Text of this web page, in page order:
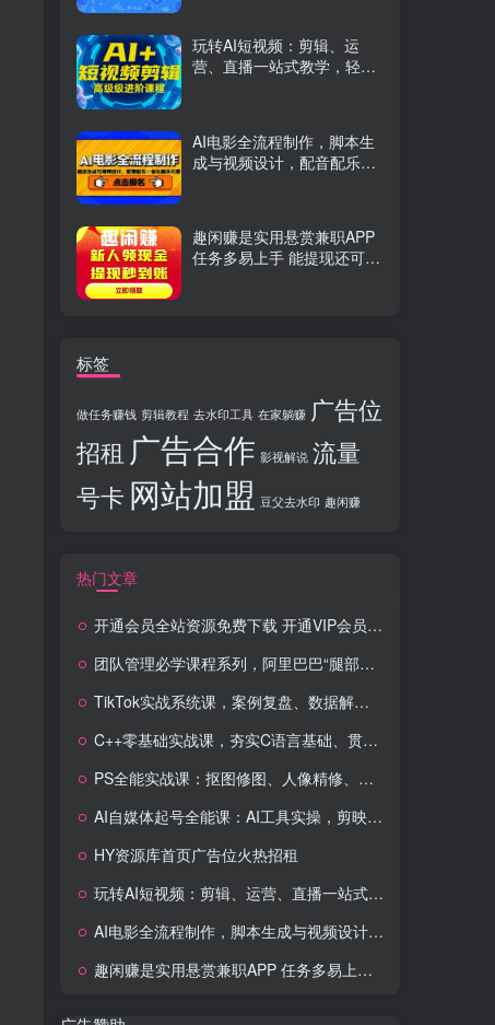
玩转AI短视频：剪辑、运
营、直播一站式教学，轻松
AI电影全流程制作，脚本生
成与视频设计，配音配乐一
趣闲赚是实用悬赏兼职APP
任务多易上手 能提现还可邀
标签
做任务赚钱 剪辑教程 去水印工具 在家躺赚 广告位
招租 广告合作 影视解说 流量
号卡 网站加盟 豆父去水印 趣闲赚
热门文章
开通会员全站资源免费下载 开通VIP会员 HY资源库
团队管理必学课程系列，阿里巴巴“腿部三板斧”
TikTok实战系统课，案例复盘、数据解析、运营执行，从0到1构建千万级电商体系（更新）
C++零基础实战课，夯实C语言基础、贯穿游戏项目、掌握开发思维，学成可挑战月薪15K+岗位
PS全能实战课：抠图修图、人像精修、电商美工，0基础变身设计达人
AI自媒体起号全能课：AI工具实操，剪映技巧，多平台带货，0基础快速变现
HY资源库首页广告位火热招租
玩转AI短视频：剪辑、运营、直播一站式教学，轻松打造流量神话
AI电影全流程制作，脚本生成与视频设计，配音配乐一体化解决方案
趣闲赚是实用悬赏兼职APP 任务多易上手 能提现还可邀友分成